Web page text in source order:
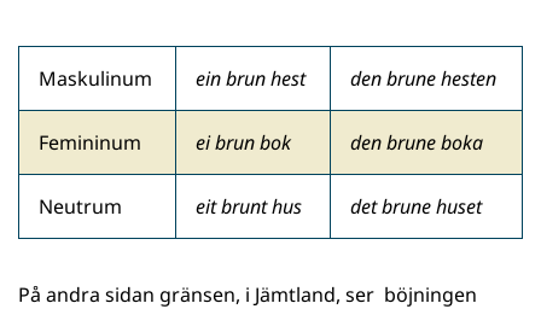
Maskulinum einbrun hest den brune hesten
Femininum ei brun bok den brune boka
Neutrum eit brunt hus det brune huset
På andra sidan gränsen, i Jämtland, ser böjningen